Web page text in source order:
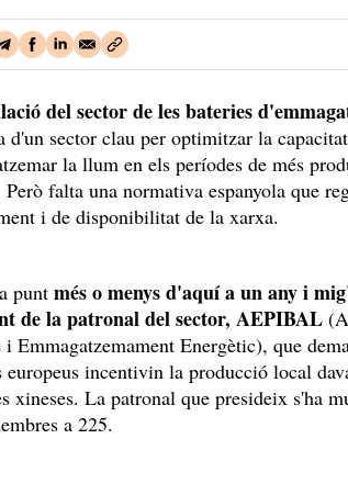
del sector de les bateries
d'un sector clau per optimitzar la
la llum en els períodes de més
Però falta una normativa espanyola que
i de disponibilitat de la xarxa.
punt més o menys d'aquí a un any i
de la patronal del sector, AEPIBAL
i Emmagatzemament Energètic), que
europeus incentivin la producció local
xineses. La patronal que presideix s'ha
a 225.